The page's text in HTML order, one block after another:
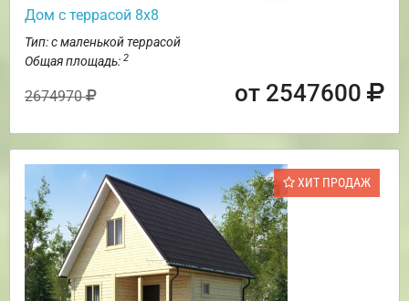
Дом с террасой 8х8
Тип: с маленькой террасой
Общая площадь: 2
2674970 от 2547600
ХИТ ПРОДАЖ